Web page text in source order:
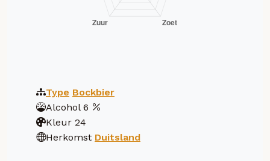
Type Bockbier
Alcohol 6
Kleur 24
Herkomst Duitsland